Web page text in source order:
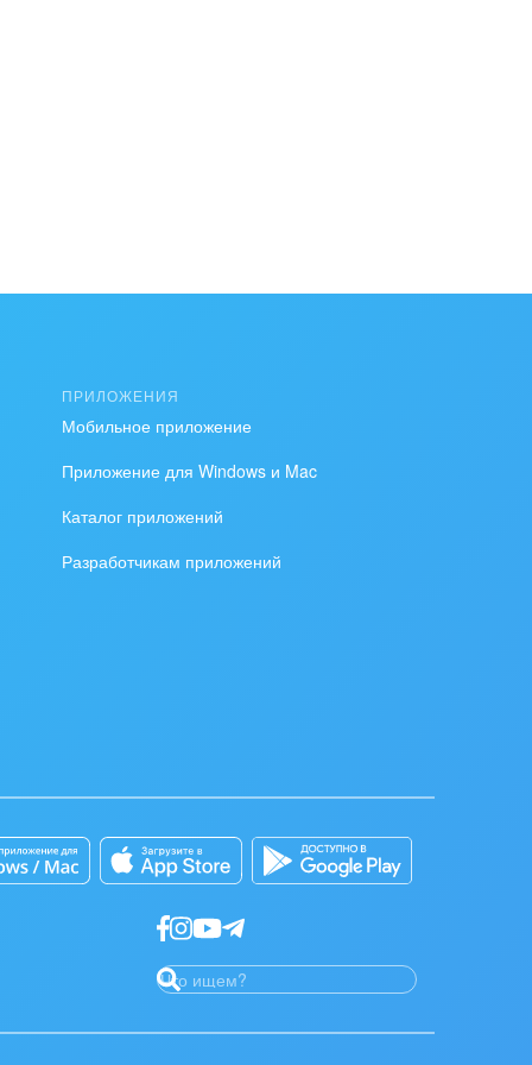
ПРИЛОЖЕНИЯ
Мобильное приложение
Приложение для Windows и Mac
Каталог приложений
Разработчикам приложений